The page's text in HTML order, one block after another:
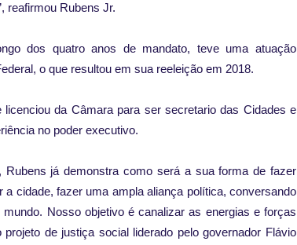
reafirmou Rubens Jr.
dos quatro anos de mandato, teve uma atuação
o que resultou em sua reeleição em 2018.
da Câmara para ser secretario das Cidades e
no poder executivo.
já demonstra como será a sua forma de fazer
cidade, fazer uma ampla aliança política, conversando
Nosso objetivo é canalizar as energias e forças
de justiça social liderado pelo governador Flávio